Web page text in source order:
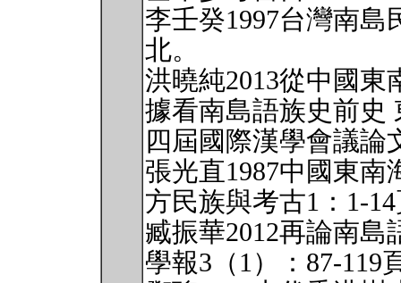
李壬癸1997台灣南
北。
洪曉純2013從中國
據看南島語族史前史
四屆國際漢學會議論
張光直1987中國東
方民族與考古1：1-
臧振華2012再論南
學報3（1）：87-119